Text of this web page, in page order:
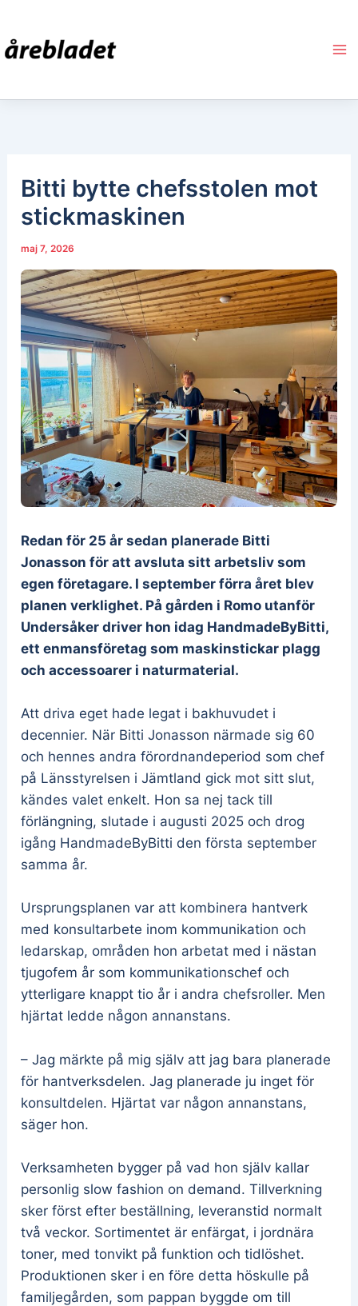
innehåll
Bitti bytte chefsstolen mot
stickmaskinen
maj 7, 2026
Redan för 25 år sedan planerade Bitti
Jonasson för att avsluta sitt arbetsliv som
egen företagare. I september förra året blev
planen verklighet. På gården i Romo utanför
Undersåker driver hon idag HandmadeByBitti,
ett enmansföretag som maskinstickar plagg
och accessoarer i naturmaterial.
Att driva eget hade legat i bakhuvudet i
decennier. När Bitti Jonasson närmade sig 60
och hennes andra förordnandeperiod som chef
på Länsstyrelsen i Jämtland gick mot sitt slut,
kändes valet enkelt. Hon sa nej tack till
förlängning, slutade i augusti 2025 och drog
igång HandmadeByBitti den första september
samma år.
Ursprungsplanen var att kombinera hantverk
med konsultarbete inom kommunikation och
ledarskap, områden hon arbetat med i nästan
tjugofem år som kommunikationschef och
ytterligare knappt tio år i andra chefsroller. Men
hjärtat ledde någon annanstans.
– Jag märkte på mig själv att jag bara planerade
för hantverksdelen. Jag planerade ju inget för
konsultdelen. Hjärtat var någon annanstans,
säger hon.
Verksamheten bygger på vad hon själv kallar
personlig slow fashion on demand. Tillverkning
sker först efter beställning, leveranstid normalt
två veckor. Sortimentet är enfärgat, i jordnära
toner, med tonvikt på funktion och tidlöshet.
Produktionen sker i en före detta höskulle på
familjegården, som pappan byggde om till